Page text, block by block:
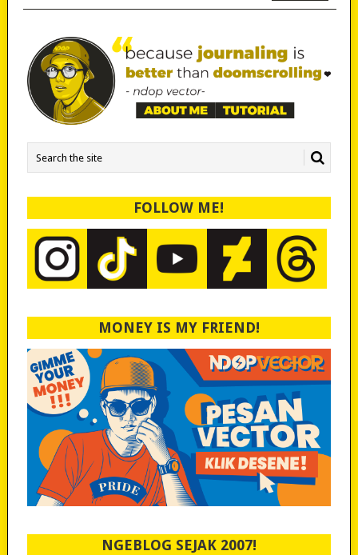
FOLLOW ME!
MONEY IS MY FRIEND!
NGEBLOG SEJAK 2007!